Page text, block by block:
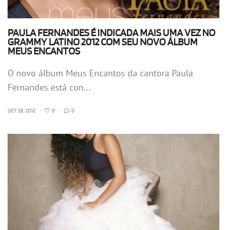
PAULA FERNANDES É INDICADA MAIS UMA VEZ NO
GRAMMY LATINO 2012 COM SEU NOVO ÁLBUM
MEUS ENCANTOS
O novo álbum Meus Encantos da cantora Paula
Fernandes está con...
SET 28, 2012 • 0 • 0